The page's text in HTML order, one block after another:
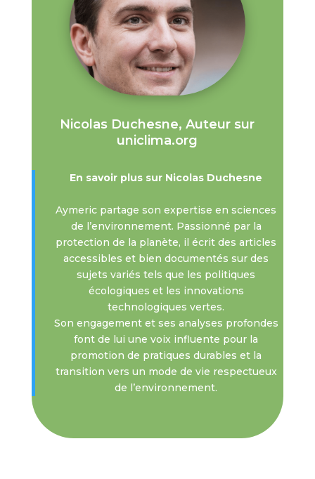
Nicolas Duchesne, Auteur sur
uniclima.org
En savoir plus sur Nicolas Duchesne
Aymeric partage son expertise en sciences
de l’environnement. Passionné par la
protection de la planète, il écrit des articles
accessibles et bien documentés sur des
sujets variés tels que les politiques
écologiques et les innovations
technologiques vertes.
Son engagement et ses analyses profondes
font de lui une voix influente pour la
promotion de pratiques durables et la
transition vers un mode de vie respectueux
de l’environnement.